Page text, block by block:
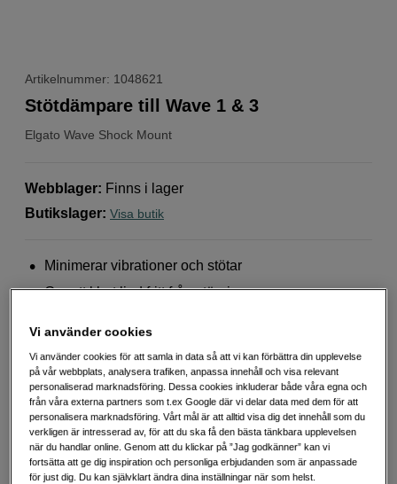
Artikelnummer: 1048621
Elgato Wave Shock Mount
Stötdämpare till Wave 1 & 3
Webblager: Finns i lager
Butikslager: Visa butik
Minimerar vibrationer och stötar
Ger ett klart ljud fritt från störningar
439 SEK
Handla tryggt med delbetalning eller faktura Info
Antal
Lägg i kundvagn
Vi använder cookies
Vi använder cookies för att samla in data så att vi kan förbättra din upplevelse
på vår webbplats, analysera trafiken, anpassa innehåll och visa relevant
personaliserad marknadsföring. Dessa cookies inkluderar både våra egna och
från våra externa partners som t.ex Google där vi delar data med dem för att
personalisera marknadsföring. Vårt mål är att alltid visa dig det innehåll som du
verkligen är intresserad av, för att du ska få den bästa tänkbara upplevelsen
när du handlar online. Genom att du klickar på ”Jag godkänner” kan vi
fortsätta att ge dig inspiration och personliga erbjudanden som är anpassade
för just dig. Du kan självklart ändra dina inställningar när som helst.